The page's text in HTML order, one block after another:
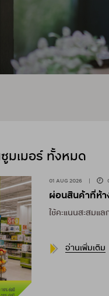
มเมอร์ ทั้งหมด
01 AUG 2026 |
ผ่อนสินค้าที่ห้า
ใช้คะแนนสะสมแ
อ่านเพิ่มเติม